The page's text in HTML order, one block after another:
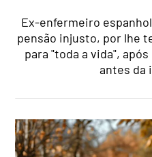
Ex-enfermeiro
pensão injusto, por lhe
para "toda a vida",
antes da